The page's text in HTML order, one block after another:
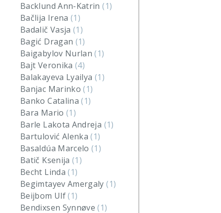
Backlund Ann-Katrin(1)
Bačlija Irena(1)
Badalič Vasja(1)
Bagić Dragan (1)
Baigabylov Nurlan(1)
Bajt Veronika(4)
Balakayeva Lyailya (1)
Banjac Marinko(1)
Banko Catalina(1)
Bara Mario (1)
Barle Lakota Andreja (1)
Bartulović Alenka(1)
Basaldúa Marcelo(1)
Batič Ksenija(1)
Becht Linda(1)
Begimtayev Amergaly(1)
Beijbom Ulf(1)
Bendixsen Synnøve(1)